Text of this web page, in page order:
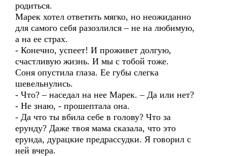
родиться.
Марек хотел ответить мягко, но неожиданно
для самого себя разозлился – не на любимую,
а на ее страх.
- Конечно, успеет! И проживет долгую,
счастливую жизнь. И мы с тобой тоже.
Соня опустила глаза. Ее губы слегка
шевельнулись.
- Что? – наседал на нее Марек. – Да или нет?
- Не знаю, - прошептала она.
- Да что ты вбила себе в голову? Что за
ерунду? Даже твоя мама сказала, что это
ерунда, дурацкие предрассудки. Я говорил с
ней вчера.